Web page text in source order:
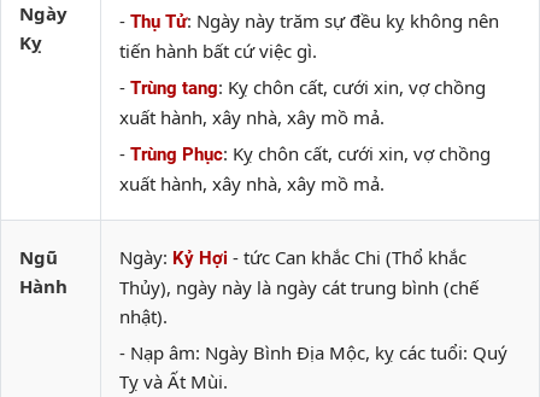
Ngày
Kỵ
- Thụ Tử: Ngày này trăm sự đều kỵ không nên
tiến hành bất cứ việc gì.
- Trùng tang: Kỵ chôn cất, cưới xin, vợ chồng
xuất hành, xây nhà, xây mồ mả.
- Trùng Phục: Kỵ chôn cất, cưới xin, vợ chồng
xuất hành, xây nhà, xây mồ mả.
Ngũ
Hành
Ngày: Kỷ Hợi - tức Can khắc Chi (Thổ khắc
Thủy), ngày này là ngày cát trung bình (chế
nhật).
- Nạp âm: Ngày Bình Địa Mộc, kỵ các tuổi: Quý
Tỵ và Ất Mùi.